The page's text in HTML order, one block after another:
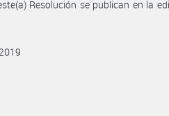
Resolución se publican en la